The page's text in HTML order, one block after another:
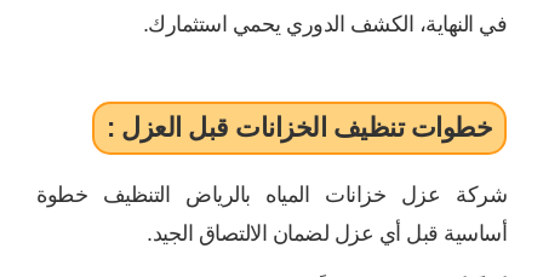
في النهاية، الكشف الدوري يحمي استثمارك.
خطوات تنظيف الخزانات قبل العزل :
شركة عزل خزانات المياه بالرياض التنظيف خطوة
أساسية قبل أي عزل لضمان الالتصاق الجيد.